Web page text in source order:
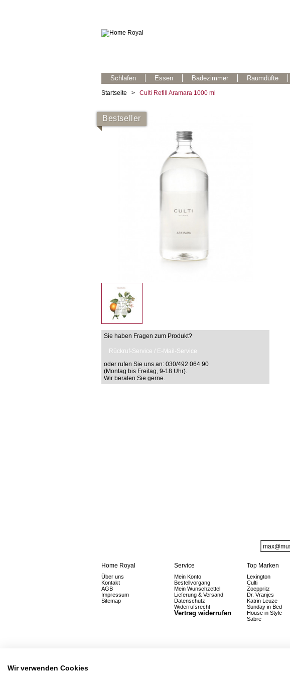
Schlafen Essen Badezimmer Raumdüfte
Startseite > Culti Refill Aramara 1000 ml
Bestseller
Sie haben Fragen zum Produkt?
Rückruf-Service / E-Mail-Service
oder rufen Sie uns an: 030/492 064 90
(Montag bis Freitag, 9-18 Uhr).
Wir beraten Sie gerne.
Home Royal
Über uns
Kontakt
AGB
Impressum
Sitemap
Service
Mein Konto
Bestellvorgang
Mein Wunschzettel
Lieferung & Versand
Datenschutz
Widerrufsrecht
Vertrag widerrufen
Top Marken
Lexington
Culti
Zoeppritz
Dr. Vranjes
Katrin Leuze
Sunday in Bed
House in Style
Sabre
Wir verwenden Cookies